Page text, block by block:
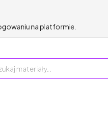
na platformie.